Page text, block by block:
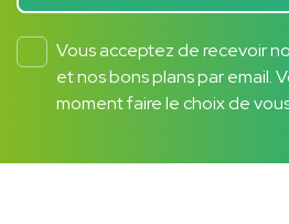
Vous acceptez de recevoir
et nos bons plans par email.
moment faire le choix de